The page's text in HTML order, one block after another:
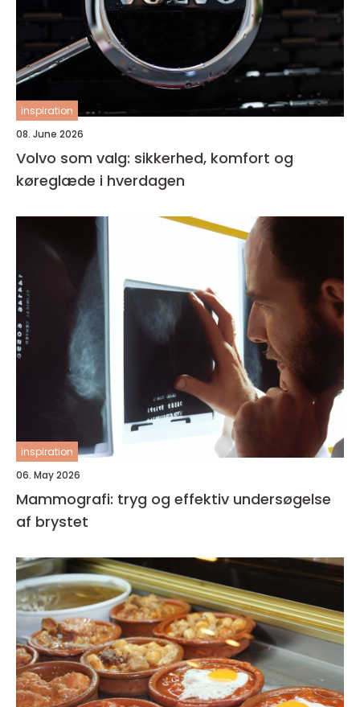
inspiration
08. June 2026
Volvo som valg: sikkerhed, komfort og
køreglæde i hverdagen
inspiration
06. May 2026
Mammografi: tryg og effektiv undersøgelse
af brystet